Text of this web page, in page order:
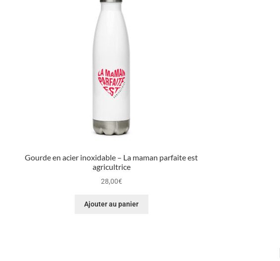
Gourde en acier inoxidable – La maman parfaite est
agricultrice
28,00€
Ajouter au panier